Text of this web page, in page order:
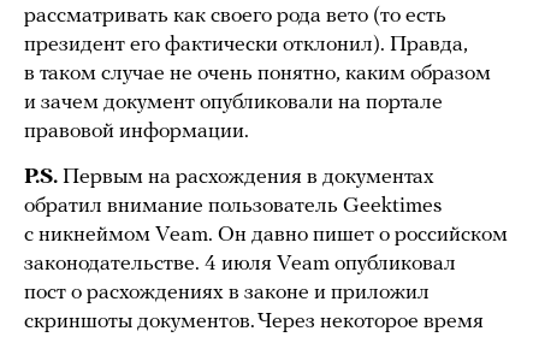
рассматривать как своего рода вето (то есть
президент его фактически отклонил). Правда,
в таком случае не очень понятно, каким образом
и зачем документ опубликовали на портале
правовой информации.
P.S. Первым на расхождения в документах
обратил внимание пользователь Geektimes
с никнеймом Veam. Он давно пишет о российском
законодательстве. 4 июля Veam опубликовал
пост о расхождениях в законе и приложил
скриншоты документов. Через некоторое время